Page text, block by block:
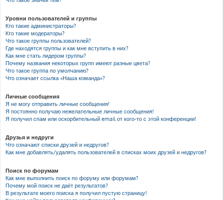
Уровни пользователей и группы
Кто такие администраторы?
Кто такие модераторы?
Что такое группы пользователей?
Где находятся группы и как мне вступить в них?
Как мне стать лидером группы?
Почему названия некоторых групп имеют разные цвета?
Что такое группа по умолчанию?
Что означает ссылка «Наша команда»?
Личные сообщения
Я не могу отправить личные сообщения!
Я постоянно получаю нежелательные личные сообщения!
Я получил спам или оскорбительный email от кого-то с этой конференции!
Друзья и недруги
Что означают списки друзей и недругов?
Как мне добавлять/удалять пользователей в списках моих друзей и недругов?
Поиск по форумам
Как мне выполнить поиск по форуму или форумам?
Почему мой поиск не даёт результатов?
В результате моего поиска я получил пустую страницу!